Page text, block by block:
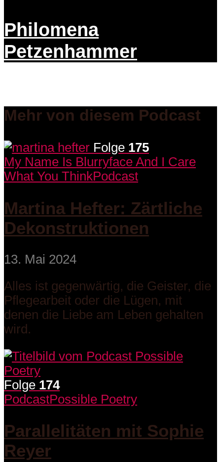
Philomena
Petzenhammer
Mehr von diesem Podcast
Folge 175
My Name Is Blurryface And I Care
What You ThinkPodcast
Martina Hefter: Zärtliche
Dekonstruktionen
13. Mai 2024
Alles ist gegenwärtig, die Geister, die
Pflegearbeit oder die Lügen, mit
denen die Liebe am Leben gehalten
wird.
Folge 174
PodcastPossible Poetry
Parallelitäten mit Sophie
Reyer